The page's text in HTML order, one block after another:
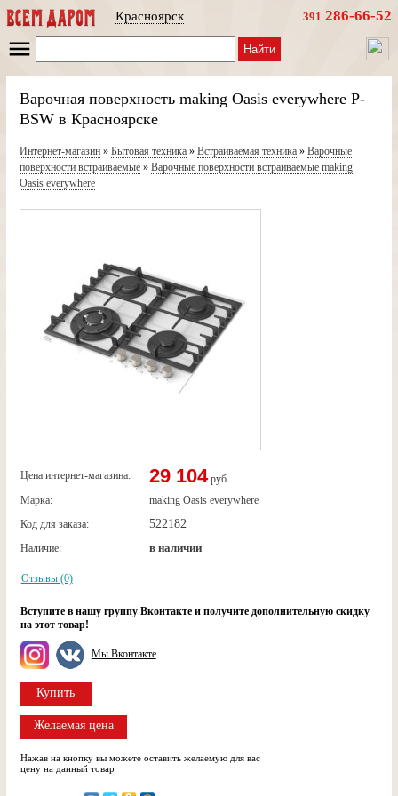
Красноярск 391 286-66-52
Найти
Варочная поверхность making Oasis everywhere P-
BSW в Красноярске
Интернет-магазин» Бытовая техника» Встраиваемая техника» Варочные
поверхности встраиваемые» Варочные поверхности встраиваемые making
Oasis everywhere
Цена интернет-магазина: 29 104 руб
Марка:
making Oasis everywhere
Код для заказа:
522182
Наличие: в наличии
Отзывы (0)
Вступите в нашу группу Вконтакте и получите дополнительную скидку
на этот товар!
Мы Вконтакте
Купить
Желаемая цена
Нажав на кнопку вы можете оставить желаемую для вас
цену на данный товар